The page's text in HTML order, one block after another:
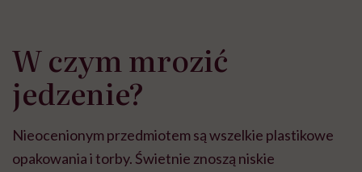
W czym mrozić
jedzenie?
Nieocenionym przedmiotem są wszelkie plastikowe
opakowania i torby. Świetnie znoszą niskie